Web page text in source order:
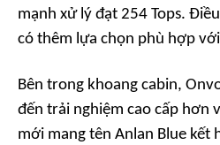
mạnh xử lý đạt 254 Tops.
có thêm lựa chọn phù hợp
Bên trong khoang cabin,
đến trải nghiệm cao cấp hơn
mới mang tên Anlan Blue kết